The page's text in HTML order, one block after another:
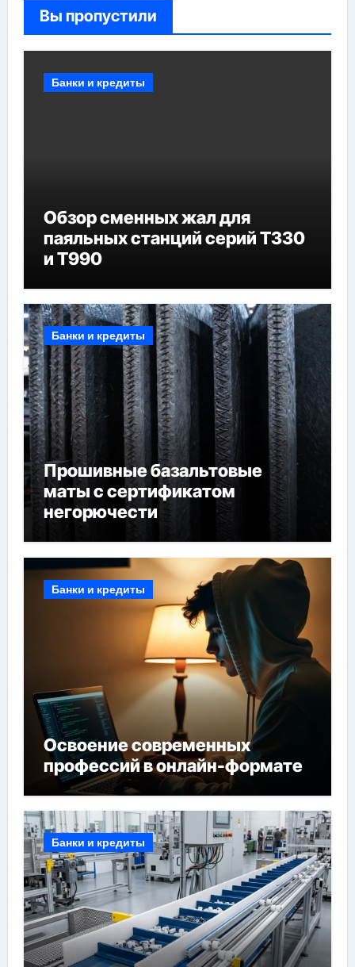
Вы пропустили
Банки и кредиты
Обзор сменных жал для
паяльных станций серий T330
и T990
Банки и кредиты
Прошивные базальтовые
маты с сертификатом
негорючести
Банки и кредиты
Освоение современных
профессий в онлайн-формате
Банки и кредиты